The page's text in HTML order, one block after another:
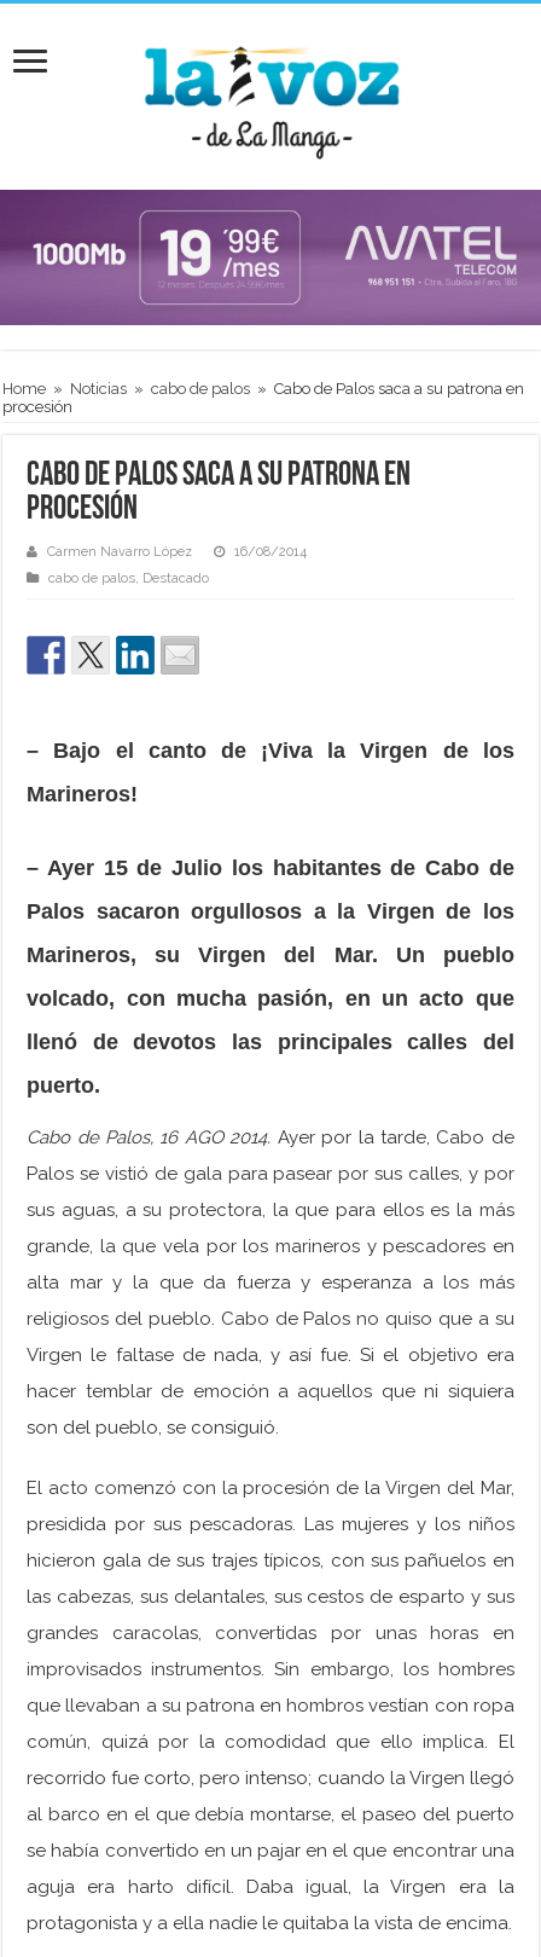
Home » Noticias » cabo de palos » Cabo de Palos saca a su patrona en
procesión
Cabo de Palos saca a su patrona en
procesión
Carmen Navarro López
16/08/2014
cabo de palos, Destacado
– Bajo el canto de ¡Viva la Virgen de los
Marineros!
– Ayer 15 de Julio los habitantes de Cabo de
Palos sacaron orgullosos a la Virgen de los
Marineros, su Virgen del Mar. Un pueblo
volcado, con mucha pasión, en un acto que
llenó de devotos las principales calles del
puerto.
Cabo de Palos, 16 AGO 2014. Ayer por la tarde, Cabo de
Palos se vistió de gala para pasear por sus calles, y por
sus aguas, a su protectora, la que para ellos es la más
grande, la que vela por los marineros y pescadores en
alta mar y la que da fuerza y esperanza a los más
religiosos del pueblo. Cabo de Palos no quiso que a su
Virgen le faltase de nada, y así fue. Si el objetivo era
hacer temblar de emoción a aquellos que ni siquiera
son del pueblo, se consiguió.
El acto comenzó con la procesión de la Virgen del Mar,
presidida por sus pescadoras. Las mujeres y los niños
hicieron gala de sus trajes típicos, con sus pañuelos en
las cabezas, sus delantales, sus cestos de esparto y sus
grandes caracolas, convertidas por unas horas en
improvisados instrumentos. Sin embargo, los hombres
que llevaban a su patrona en hombros vestían con ropa
común, quizá por la comodidad que ello implica. El
recorrido fue corto, pero intenso; cuando la Virgen llegó
al barco en el que debía montarse, el paseo del puerto
se había convertido en un pajar en el que encontrar una
aguja era harto difícil. Daba igual, la Virgen era la
protagonista y a ella nadie le quitaba la vista de encima.